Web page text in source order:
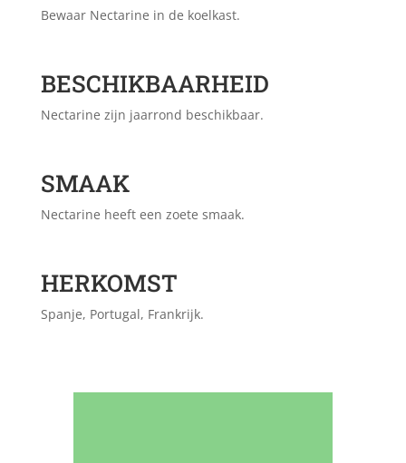
Bewaar Nectarine in de koelkast.
BESCHIKBAARHEID
Nectarine zijn jaarrond beschikbaar.
SMAAK
Nectarine heeft een zoete smaak.
HERKOMST
Spanje, Portugal, Frankrijk.